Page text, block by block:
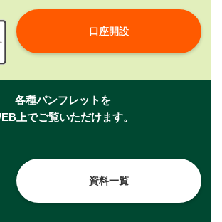
口座開設
各種パンフレットを
上でご覧いただけます。
資料一覧